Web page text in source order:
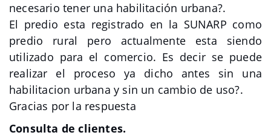
necesario tener una habilitación urbana?.
El predio esta registrado en la SUNARP como
predio rural pero actualmente esta siendo
utilizado para el comercio. Es decir se puede
realizar el proceso ya dicho antes sin una
habilitacion urbana y sin un cambio de uso?.
Gracias por la respuesta
Consulta de clientes.